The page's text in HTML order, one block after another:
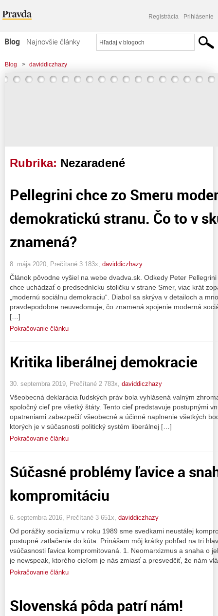
Registrácia Prihlásenie
Blog
Najnovšie články
Najčítanejšie články
Najkomentovanejšie články
Blog > daviddiczhazy
Rubrika: Nezaradené
Pellegrini chce zo Smeru
demokratickú stranu. Čo to v
znamená?
8. mája 2020, Prečítané 3 183x, daviddiczhazy
Článok pôvodne vyšiel na webe dvadva.sk. Odkedy Peter
chce uchádzať o predsednícku stoličku v strane Smer, viac krát
„modernú sociálnu demokraciu“. Diabol sa skrýva v detailoch a
pravdepodobne neuvedomuje, čo znamená spojenie moderná
[…]
Pokračovanie článku
Kritika liberálnej demokracie
30. septembra 2019, Prečítané 2 783x, daviddiczhazy
Všeobecná deklarácia ľudských práv bola vyhlásená valným
spoločný cieľ pre všetký štáty. Tento cieľ predstavuje postupnými
opatreniami zabezpečiť všeobecné a účinné naplnenie všetkých
ktorých je v súčasnosti politický systém liberálnej […]
Pokračovanie článku
Súčasné problémy ľavice a
kompromitáciu
6. septembra 2016, Prečítané 3 651x, daviddiczhazy
Od porážky socializmu v roku 1989 sme svedkami neustálej
postupné zatlačenie do kúta. Prinášam môj krátky pohľad na tri
vsúčasnosti ľavica kompromitovaná. 1. Neomarxizmus a snaha o
je newspeak, ktorého cieľom je nás zmiasť a presvedčiť, že nám
Pokračovanie článku
Slovenská pôda patrí nám!